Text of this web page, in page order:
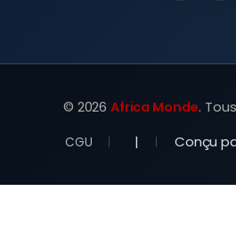
© 2026 Africa Monde.
CGU | Conçu